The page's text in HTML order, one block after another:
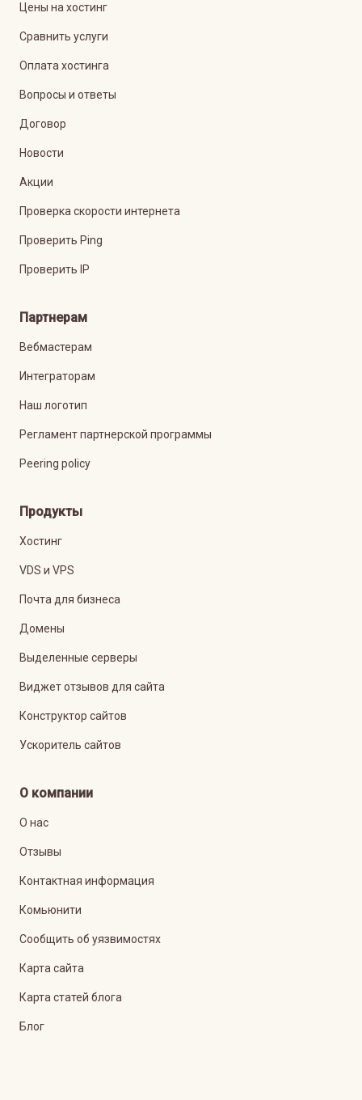
Цены на хостинг
Сравнить услуги
Оплата хостинга
Вопросы и ответы
Договор
Новости
Акции
Проверка скорости интернета
Проверить Ping
Проверить IP
Партнерам
Вебмастерам
Интеграторам
Наш логотип
Регламент партнерской программы
Peering policy
Продукты
Хостинг
VDS и VPS
Почта для бизнеса
Домены
Выделенные серверы
Виджет отзывов для сайта
Конструктор сайтов
Ускоритель сайтов
О компании
О нас
Отзывы
Контактная информация
Комьюнити
Сообщить об уязвимостях
Карта сайта
Карта статей блога
Блог